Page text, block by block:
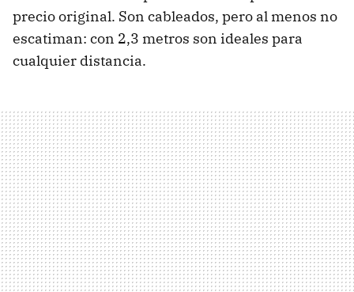
precio original. Son cableados, pero al menos no
escatiman: con 2,3 metros son ideales para
cualquier distancia.